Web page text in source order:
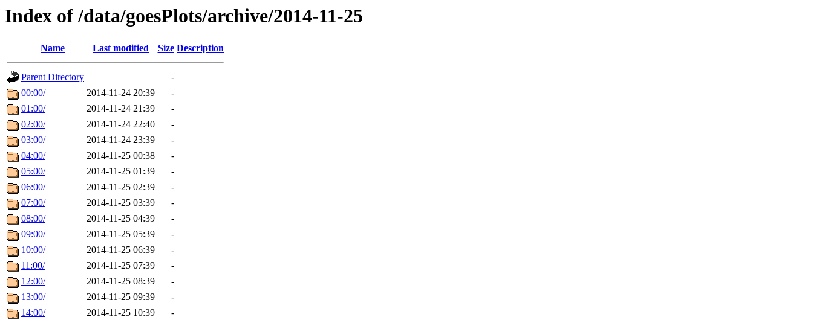
Index of /data/goesPlots/archive/2014-11-25
Name Last modified Size Description
Parent Directory
-
00:00/
2014-11-24 20:39
-
01:00/
2014-11-24 21:39
-
02:00/
2014-11-24 22:40
-
03:00/
2014-11-24 23:39
-
04:00/
2014-11-25 00:38
-
05:00/
2014-11-25 01:39
-
06:00/
2014-11-25 02:39
-
07:00/
2014-11-25 03:39
-
08:00/
2014-11-25 04:39
-
09:00/
2014-11-25 05:39
-
10:00/
2014-11-25 06:39
-
11:00/
2014-11-25 07:39
-
12:00/
2014-11-25 08:39
-
13:00/
2014-11-25 09:39
-
14:00/
2014-11-25 10:39
-